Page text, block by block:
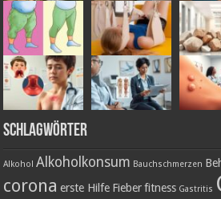
Schlagwörter
Alkohol Alkoholkonsum Bauchschmerzen
corona erste Hilfe Fieber fitness Gastritis